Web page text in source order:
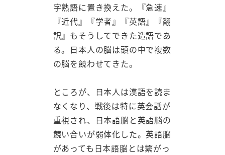
字熟語に置き換えた。『急速』
『近代』『学者』『英語』『翻
訳』もそうしてできた造語であ
る。日本人の脳は頭の中で複数
の脳を競わせてきた。
ところが、日本人は漢語を読ま
なくなり、戦後は特に英会話が
重視され、日本語脳と英語脳の
競い合いが弱体化した。英語脳
があっても日本語脳とは繋がっ